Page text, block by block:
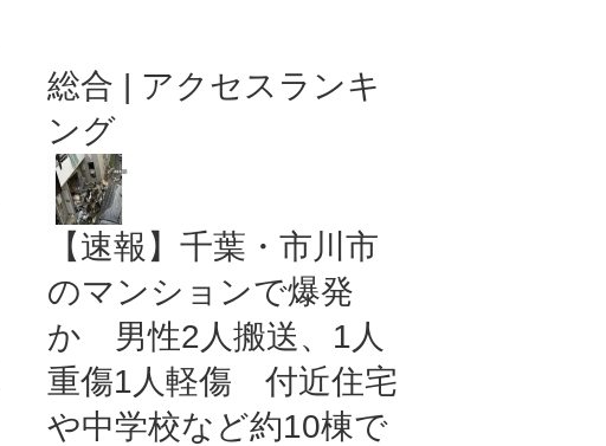
総合 | アクセスランキ
ング
【速報】千葉・市川市
のマンションで爆発
か 男性2人搬送、1人
重傷1人軽傷 付近住宅
や中学校など約10棟で